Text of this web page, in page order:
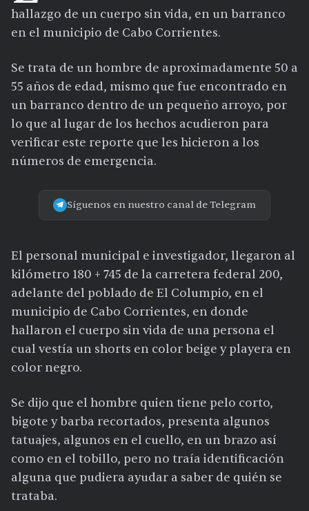
hallazgo de un cuerpo sin vida, en un barranco
en el municipio de Cabo Corrientes.
Se trata de un hombre de aproximadamente 50 a
55 años de edad, mismo que fue encontrado en
un barranco dentro de un pequeño arroyo, por
lo que al lugar de los hechos acudieron para
verificar este reporte que les hicieron a los
números de emergencia.
Síguenos en nuestro canal de Telegram
El personal municipal e investigador, llegaron al
kilómetro 180 + 745 de la carretera federal 200,
adelante del poblado de El Columpio, en el
municipio de Cabo Corrientes, en donde
hallaron el cuerpo sin vida de una persona el
cual vestía un shorts en color beige y playera en
color negro.
Se dijo que el hombre quien tiene pelo corto,
bigote y barba recortados, presenta algunos
tatuajes, algunos en el cuello, en un brazo así
como en el tobillo, pero no traía identificación
alguna que pudiera ayudar a saber de quién se
trataba.